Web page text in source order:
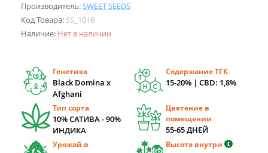
Производитель:SWEET SEEDS
Код Товара: SS_1016
Наличие: Нет в наличии
Генетика
Black Domina x
Afghani
Содержание ТГК
15-20% | CBD: 1,8%
Тип сорта
10% САТИВА - 90%
ИНДИКА
Цветение в
помещении
55-65 ДНЕЙ
Урожай в
Высота внутри